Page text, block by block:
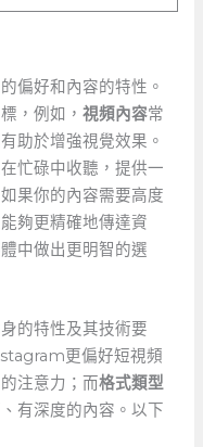
偏好和內容的特性。
，例如，視頻內容常
助於增強視覺效果。
忙碌中收聽，提供一
果你的內容需要高度
夠更精確地傳達資
中做出更明智的選
的特性及其技術要
更偏好短視頻
注意力；而格式類型
有深度的內容。以下